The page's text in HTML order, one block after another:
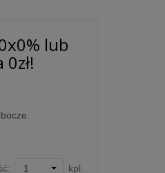
lub
kpl.